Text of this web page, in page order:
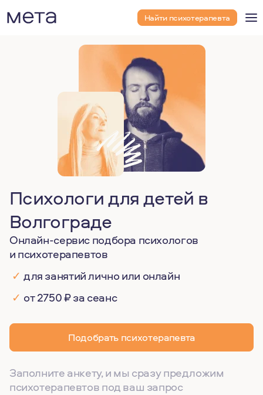
Найти психотерапевта
Психологи для детей в
Волгограде
Онлайн-сервис подбора психологов
и психотерапевтов
✓ для занятий лично или онлайн
✓ от 2750 ₽ за сеанс
Подобрать психотерапевта
Заполните анкету, и мы сразу предложим
психотерапевтов под ваш запрос